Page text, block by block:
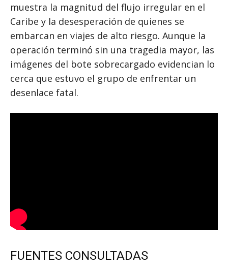
muestra la magnitud del flujo irregular en el
Caribe y la desesperación de quienes se
embarcan en viajes de alto riesgo. Aunque la
operación terminó sin una tragedia mayor, las
imágenes del bote sobrecargado evidencian lo
cerca que estuvo el grupo de enfrentar un
desenlace fatal.
FUENTES CONSULTADAS